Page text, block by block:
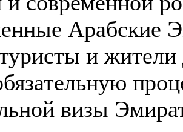
Арабские
и
визы